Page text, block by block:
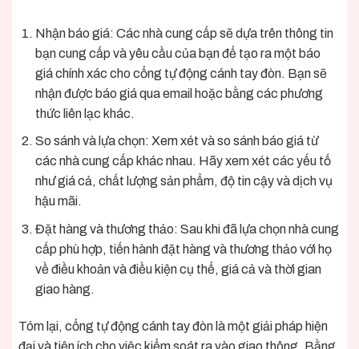
Nhận báo giá: Các nhà cung cấp sẽ dựa trên thông tin
bạn cung cấp và yêu cầu của bạn để tạo ra một báo
giáchính xác cho cổng tự động cánh tay đòn. Bạn sẽ
nhận được báo giá qua email hoặc bằng các phương
thức liên lạc khác.
So sánh và lựa chọn: Xem xét và so sánh báo giátừ
các nhà cung cấp khác nhau. Hãy xem xét các yếu tố
như giá cả, chất lượng sản phẩm, độ tin cậy và dịch vụ
hậu mãi.
Đặt hàng và thương thảo: Sau khi đã lựa chọn nhà cung
cấp phù hợp, tiến hành đặt hàng và thương thảo với họ
về điều khoản và điều kiện cụ thể, giá cả và thời gian
giao hàng.
Tóm lại, cổng tự động cánh tay đòn là một giải pháp hiện
đại và tiện ích cho việc kiểm soát ra vào giao thông. Bằng